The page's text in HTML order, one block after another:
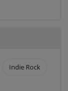
Indie Rock